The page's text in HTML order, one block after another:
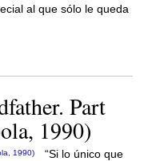
al que sólo le queda
Part
1990)
“Si lo único que